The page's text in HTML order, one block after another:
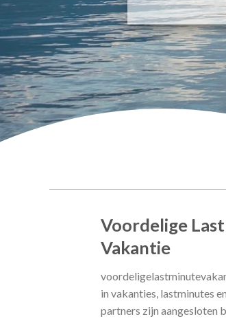
Voordelige
Vakantie
in vakanties, lastminutes
partners zijn aangesloten